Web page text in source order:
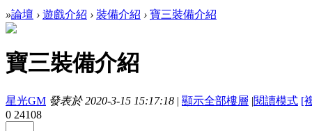
»論壇 › 遊戲介紹 › 裝備介紹 › 寶三裝備介紹
寶三裝備介紹
星光GM 發表於 2020-3-15 15:17:18 | 顯示全部樓層 |閱讀模式 [
0 24108